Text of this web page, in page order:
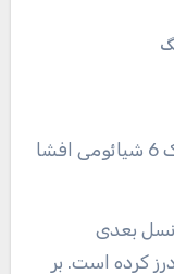
کرده است. بر